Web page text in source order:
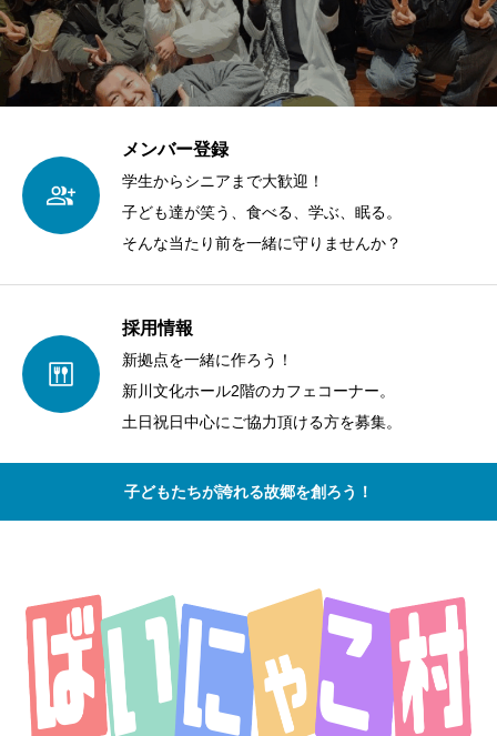
メンバー登録
学生からシニアまで大歓迎！
子ども達が笑う、食べる、学ぶ、眠る。
そんな当たり前を一緒に守りませんか？
採用情報
新拠点を一緒に作ろう！
新川文化ホール2階のカフェコーナー。
土日祝日中心にご協力頂ける方を募集。
子どもたちが誇れる故郷を創ろう！